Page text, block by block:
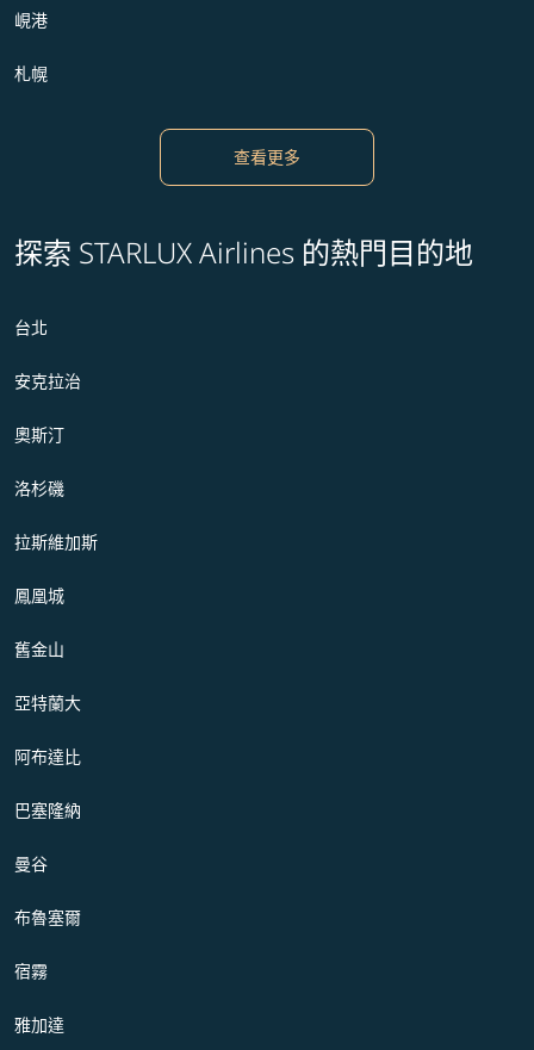
峴港
札幌
查看更多
探索 STARLUX Airlines 的熱門目的地
台北
安克拉治
奧斯汀
洛杉磯
拉斯維加斯
鳳凰城
舊金山
亞特蘭大
阿布達比
巴塞隆納
曼谷
布魯塞爾
宿霧
雅加達